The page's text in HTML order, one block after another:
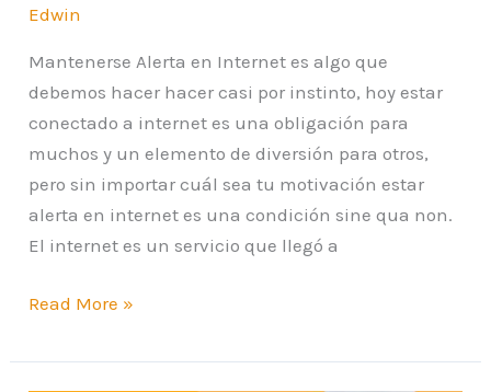
Edwin
Mantenerse Alerta en Internet es algo que
debemos hacer hacer casi por instinto, hoy estar
conectado a internet es una obligación para
muchos y un elemento de diversión para otros,
pero sin importar cuál sea tu motivación estar
alerta en internet es una condición sine qua non.
El internet es un servicio que llegó a
Read More »